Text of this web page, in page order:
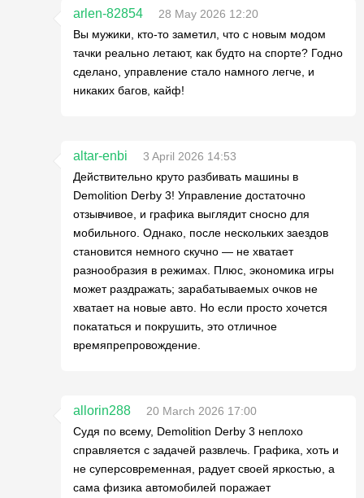
arlen-82854
28 May 2026 12:20
Вы мужики, кто-то заметил, что с новым модом
тачки реально летают, как будто на спорте? Годно
сделано, управление стало намного легче, и
никаких багов, кайф!
altar-enbi
3 April 2026 14:53
Действительно круто разбивать машины в
Demolition Derby 3! Управление достаточно
отзывчивое, и графика выглядит сносно для
мобильного. Однако, после нескольких заездов
становится немного скучно — не хватает
разнообразия в режимах. Плюс, экономика игры
может раздражать; зарабатываемых очков не
хватает на новые авто. Но если просто хочется
покататься и покрушить, это отличное
времяпрепровождение.
allorin288
20 March 2026 17:00
Судя по всему, Demolition Derby 3 неплохо
справляется с задачей развлечь. Графика, хоть и
не суперсовременная, радует своей яркостью, а
сама физика автомобилей поражает